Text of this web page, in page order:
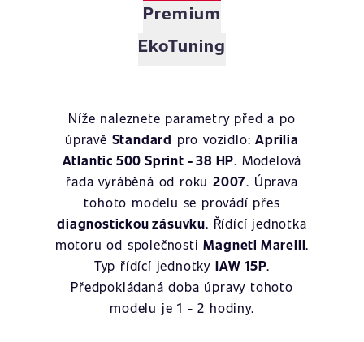
Premium
EkoTuning
Níže naleznete parametry před a po
úpravě Standard pro vozidlo:Aprilia
Atlantic 500 Sprint - 38 HP. Modelová
řada vyráběná od roku 2007. Úprava
tohoto modelu se provádí přes
diagnostickou zásuvku. Řídící jednotka
motoru od společnostiMagneti Marelli.
Typ řídící jednotky IAW 15P.
Předpokládaná doba úpravy tohoto
modelu je 1 - 2 hodiny.